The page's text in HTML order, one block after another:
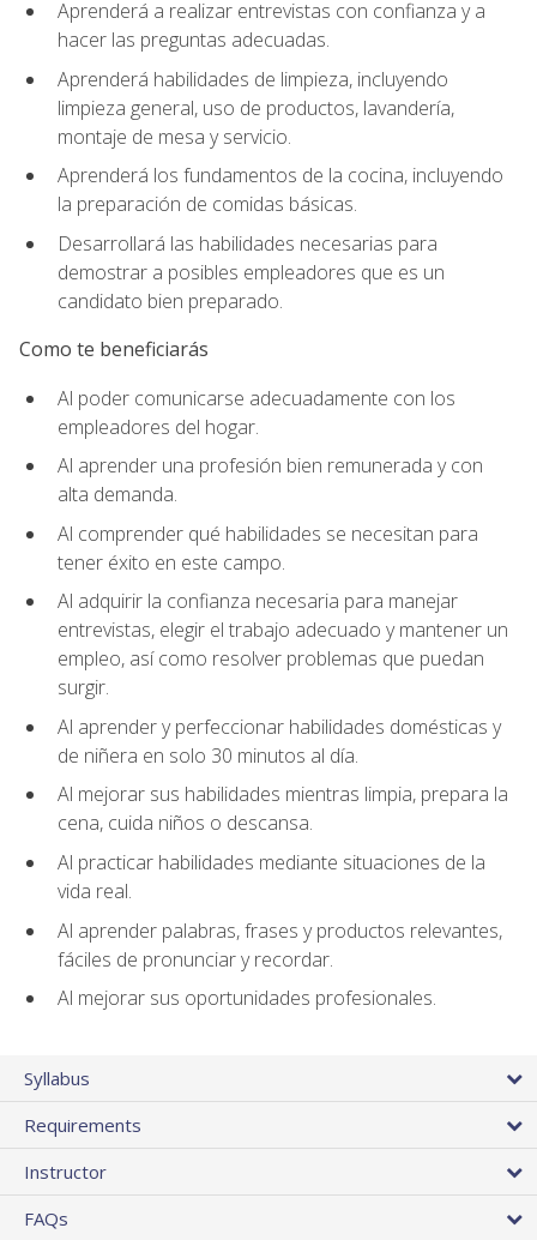
Aprenderá a realizar entrevistas con confianza y a
hacer las preguntas adecuadas.
Aprenderá habilidades de limpieza, incluyendo
limpieza general, uso de productos, lavandería,
montaje de mesa y servicio.
Aprenderá los fundamentos de la cocina, incluyendo
la preparación de comidas básicas.
Desarrollará las habilidades necesarias para
demostrar a posibles empleadores que es un
candidato bien preparado.
Como te beneficiarás
Al poder comunicarse adecuadamente con los
empleadores del hogar.
Al aprender una profesión bien remunerada y con
alta demanda.
Al comprender qué habilidades se necesitan para
tener éxito en este campo.
Al adquirir la confianza necesaria para manejar
entrevistas, elegir el trabajo adecuado y mantener un
empleo, así como resolver problemas que puedan
surgir.
Al aprender y perfeccionar habilidades domésticas y
de niñera en solo 30 minutos al día.
Al mejorar sus habilidades mientras limpia, prepara la
cena, cuida niños o descansa.
Al practicar habilidades mediante situaciones de la
vida real.
Al aprender palabras, frases y productos relevantes,
fáciles de pronunciar y recordar.
Al mejorar sus oportunidades profesionales.
Syllabus
Requirements
Instructor
FAQs